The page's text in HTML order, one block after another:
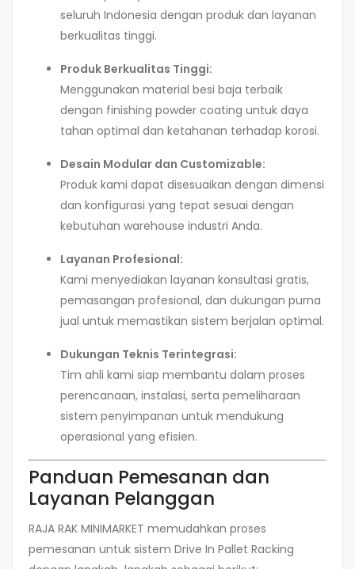
seluruh Indonesia dengan produk dan layanan
berkualitas tinggi.
Produk Berkualitas Tinggi:
Menggunakan material besi baja terbaik
dengan finishing powder coating untuk daya
tahan optimal dan ketahanan terhadap korosi.
Desain Modular dan Customizable:
Produk kami dapat disesuaikan dengan dimensi
dan konfigurasi yang tepat sesuai dengan
kebutuhan warehouse industri Anda.
Layanan Profesional:
Kami menyediakan layanan konsultasi gratis,
pemasangan profesional, dan dukungan purna
jual untuk memastikan sistem berjalan optimal.
Dukungan Teknis Terintegrasi:
Tim ahli kami siap membantu dalam proses
perencanaan, instalasi, serta pemeliharaan
sistem penyimpanan untuk mendukung
operasional yang efisien.
Panduan Pemesanan dan
Layanan Pelanggan
RAJA RAK MINIMARKET memudahkan proses
pemesanan untuk sistem Drive In Pallet Racking